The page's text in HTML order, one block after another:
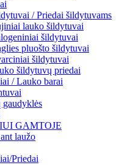
/ Priedai šildytuvams
lauko šildytuvai
šildytuvai
pluošto šildytuvai
šildytuvai
šildytuvų priedai
/ Lauko barai
gaudyklės
GAMTOJE
laužo
Priedai